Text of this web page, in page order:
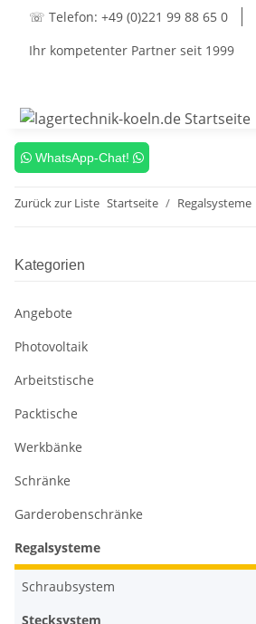
☏ Telefon: +49 (0)221 99 88 65 0
Ihr kompetenter Partner seit 1999
WhatsApp-Chat!
Zurück zur Liste Startseite Regalsysteme
Kategorien
Angebote
Photovoltaik
Arbeitstische
Packtische
Werkbänke
Schränke
Garderobenschränke
Regalsysteme
Schraubsystem
Stecksystem